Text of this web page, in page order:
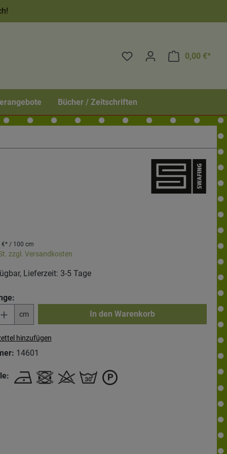
0,00 €*
Bücher / Zeitschriften
€* / 100 cm
zzgl. Versandkosten
Lieferzeit: 3-5 Tage
cm In den Warenkorb
hinzufügen
14601